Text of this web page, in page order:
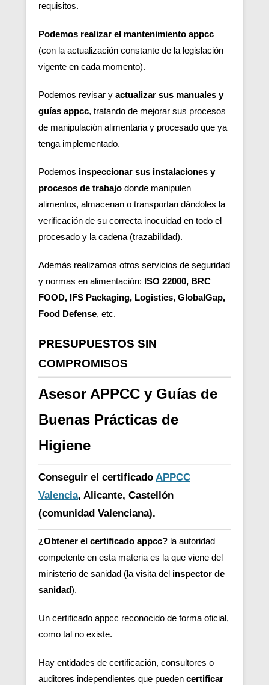
requisitos.
Podemos realizar el mantenimiento appcc
(con la actualización constante de la legislación
vigente en cada momento).
Podemos revisar y actualizar sus manuales y
guías appcc, tratando de mejorar sus procesos
de manipulación alimentaria y procesado que ya
tenga implementado.
Podemos inspeccionar sus instalaciones y
procesos de trabajo donde manipulen
alimentos, almacenan o transportan dándoles la
verificación de su correcta inocuidad en todo el
procesado y la cadena (trazabilidad).
Además realizamos otros servicios de seguridad
y normas en alimentación: ISO 22000, BRC
FOOD, IFS Packaging, Logistics, GlobalGap,
Food Defense, etc.
PRESUPUESTOS SIN
COMPROMISOS
Asesor APPCC y Guías de
Buenas Prácticas de
Higiene
Conseguir el certificado APPCC
Valencia, Alicante, Castellón
(comunidad Valenciana).
¿Obtener el certificado appcc? la autoridad
competente en esta materia es la que viene del
ministerio de sanidad (la visita del inspector de
sanidad).
Un certificado appcc reconocido de forma oficial,
como tal no existe.
Hay entidades de certificación, consultores o
auditores independientes que pueden certificar